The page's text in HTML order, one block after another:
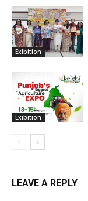
Exibition
Exibition
LEAVE A REPLY